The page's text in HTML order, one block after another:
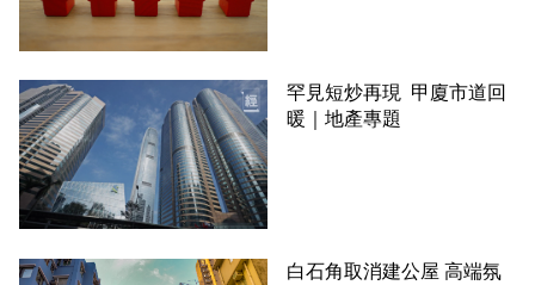
罕見短炒再現 甲廈市道回
暖｜地產專題
白石角取消建公屋 高端氛